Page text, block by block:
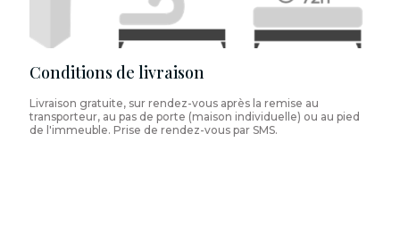
Conditions de livraison
Livraison gratuite, sur rendez-vous après la remise au
transporteur, au pas de porte (maison individuelle) ou au pied
de l'immeuble. Prise de rendez-vous par SMS.